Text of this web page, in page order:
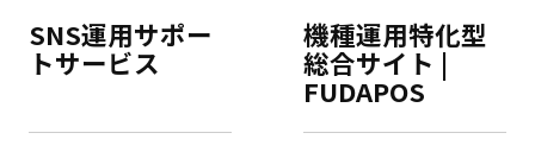
SNS運用サポー
トサービス
機種運用特化型
総合サイト |
FUDAPOS